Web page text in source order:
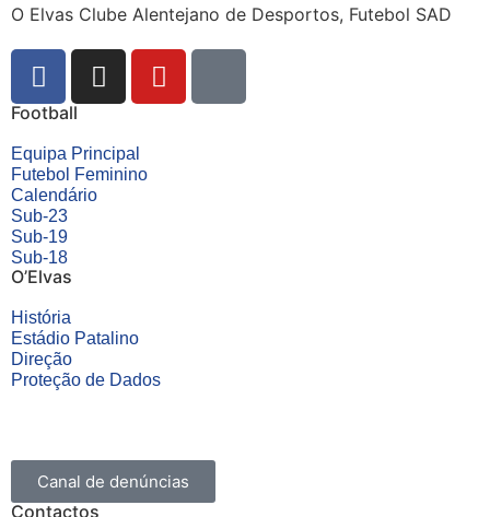
O Elvas Clube Alentejano de Desportos, Futebol SAD
Football
Equipa Principal
Futebol Feminino
Calendário
Sub-23
Sub-19
Sub-18
O’Elvas
História
Estádio Patalino
Direção
Proteção de Dados
Canal de denúncias
Contactos